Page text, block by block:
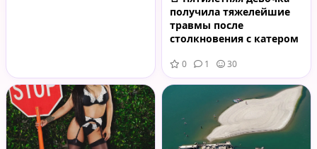
получила тяжелейшие
травмы после
столкновения с катером
0 1 30